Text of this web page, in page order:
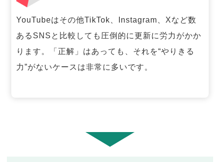
YouTubeはその他TikTok、Instagram、Xなど数
あるSNSと比較しても圧倒的に更新に労力がかか
ります。「正解」はあっても、それを“やりきる
力”がないケースは非常に多いです。